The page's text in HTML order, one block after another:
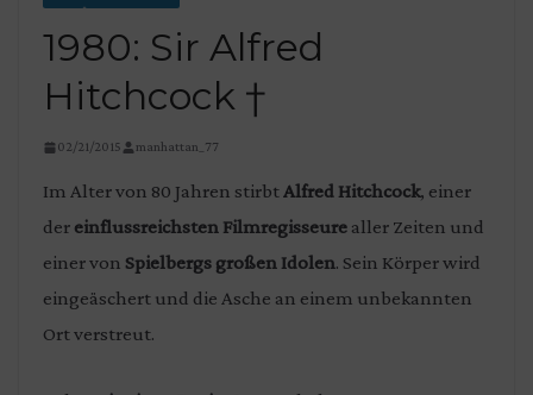
1980: Sir Alfred
Hitchcock †
02/21/2015 manhattan_77
Im Alter von 80 Jahren stirbtAlfred Hitchcock, einer
der einflussreichsten Filmregisseure aller Zeiten und
einer von Spielbergs großen Idolen. Sein Körper wird
eingeäschert und die Asche an einem unbekannten
Ort verstreut.